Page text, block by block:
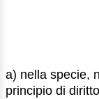
a) nella specie,
principio di